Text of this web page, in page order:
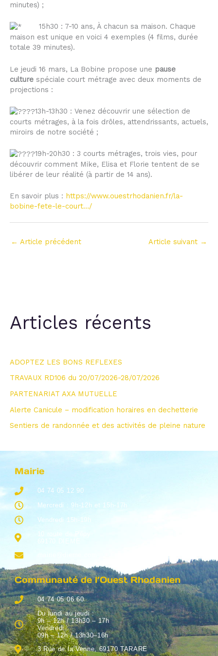
minutes) ;
15h30 : 7-10 ans, À chacun sa maison. Chaque
maison est unique en voici 4 exemples (4 films, durée
totale 39 minutes).
Le jeudi 16 mars, La Bobine propose une pause
culture spéciale court métrage avec deux moments de
projections :
13h-13h30 : Venez découvrir une sélection de
courts métrages, à la fois drôles, attendrissants, actuels,
miroirs de notre société ;
19h-20h30 : 3 courts métrages, trois vies, pour
découvrir comment Mike, Elisa et Florie tentent de se
libérer de leur réalité (à partir de 14 ans).
En savoir plus : https://www.ouestrhodanien.fr/la-
bobine-fete-le-court…/
← Article précédent Article suivant →
Articles récents
ADOPTEZ LES BONS REFLEXES
TRAVAUX RD106 du 20/07/2026-28/07/2026
PARTENARIAT AXA MUTUELLE
Alerte Canicule – modification horaires en dechetterie
Sentiers de randonnée et des activités de pleine nature
Mairie
04 74 05 12 90
Mercredi : 9h-12h et 15h-17h
Vendredi 15h-19h
69170 DIEME
Communauté de l’Ouest Rhodanien
04 74 05 06 60
Du lundi au jeudi :
9h – 12h / 13h30 – 17h
Vendredi :
09h – 12h / 13h30–16h
3 Rue de la Venne, 69170 TARARE